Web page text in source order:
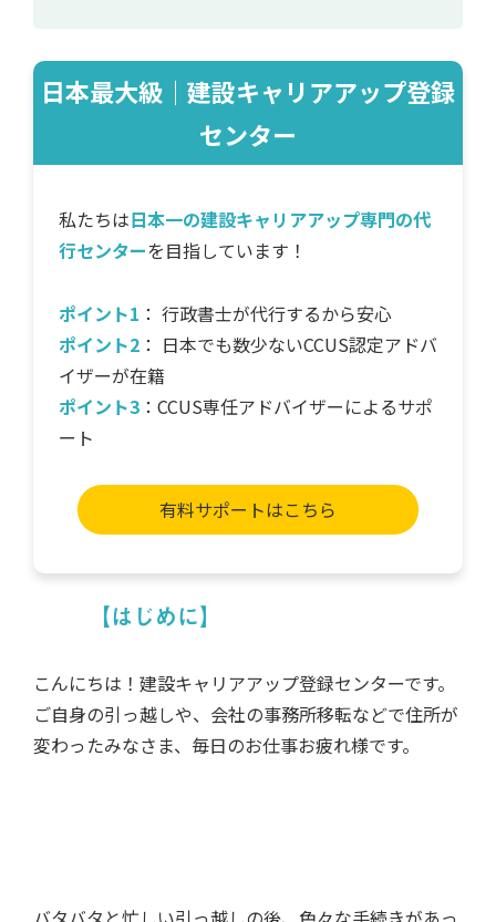
日本最大級｜建設キャリアアップ登録
センター
私たちは日本一の建設キャリアアップ専門の代
行センターを目指しています！
ポイント1 ： 行政書士が代行するから安心
ポイント2： 日本でも数少ないCCUS認定アドバ
イザーが在籍
ポイント3：CCUS専任アドバイザーによるサポ
ート
有料サポートはこちら
【はじめに】
こんにちは！建設キャリアアップ登録センターです。
ご自身の引っ越しや、会社の事務所移転などで住所が
変わったみなさま、毎日のお仕事お疲れ様です。